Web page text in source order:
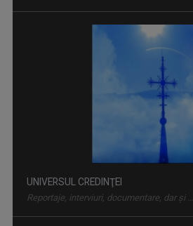
UNIVERSUL CREDINŢEI
Reportaje, interviuri, documentare, dar şi ...